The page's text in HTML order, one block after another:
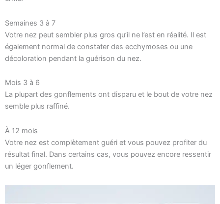
Semaines 3 à 7
Votre nez peut sembler plus gros qu’il ne l’est en réalité. Il est
également normal de constater des ecchymoses ou une
décoloration pendant la guérison du nez.
Mois 3 à 6
La plupart des gonflements ont disparu et le bout de votre nez
semble plus raffiné.
À 12 mois
Votre nez est complètement guéri et vous pouvez profiter du
résultat final. Dans certains cas, vous pouvez encore ressentir
un léger gonflement.